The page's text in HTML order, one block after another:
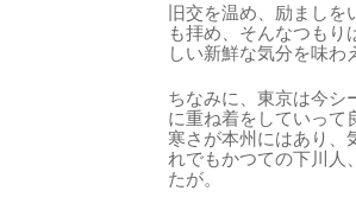
旧交を温め、励まし
も拝め、そんなつも
しい新鮮な気分を味わ
ちなみに、東京は今シ
に重ね着をしていって
寒さが本州にはあり、
れでもかつての下川人
たが。